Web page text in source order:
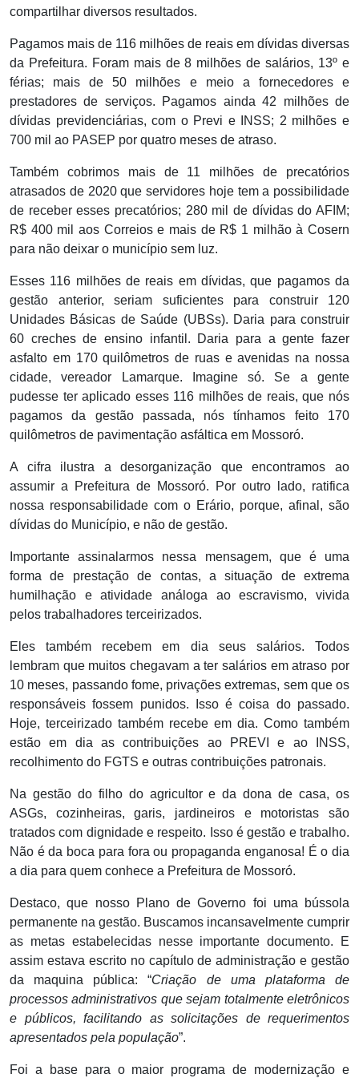
compartilhar diversos resultados.
Pagamos mais de 116 milhões de reais em dívidas diversas
da Prefeitura. Foram mais de 8 milhões de salários, 13º e
férias; mais de 50 milhões e meio a fornecedores e
prestadores de serviços. Pagamos ainda 42 milhões de
dívidas previdenciárias, com o Previ e INSS; 2 milhões e
700 mil ao PASEP por quatro meses de atraso.
Também cobrimos mais de 11 milhões de precatórios
atrasados de 2020 que servidores hoje tem a possibilidade
de receber esses precatórios; 280 mil de dívidas do AFIM;
R$ 400 mil aos Correios e mais de R$ 1 milhão à Cosern
para não deixar o município sem luz.
Esses 116 milhões de reais em dívidas, que pagamos da
gestão anterior, seriam suficientes para construir 120
Unidades Básicas de Saúde (UBSs). Daria para construir
60 creches de ensino infantil. Daria para a gente fazer
asfalto em 170 quilômetros de ruas e avenidas na nossa
cidade, vereador Lamarque. Imagine só. Se a gente
pudesse ter aplicado esses 116 milhões de reais, que nós
pagamos da gestão passada, nós tínhamos feito 170
quilômetros de pavimentação asfáltica em Mossoró.
A cifra ilustra a desorganização que encontramos ao
assumir a Prefeitura de Mossoró. Por outro lado, ratifica
nossa responsabilidade com o Erário, porque, afinal, são
dívidas do Município, e não de gestão.
Importante assinalarmos nessa mensagem, que é uma
forma de prestação de contas, a situação de extrema
humilhação e atividade análoga ao escravismo, vivida
pelos trabalhadores terceirizados.
Eles também recebem em dia seus salários. Todos
lembram que muitos chegavam a ter salários em atraso por
10 meses, passando fome, privações extremas, sem que os
responsáveis fossem punidos. Isso é coisa do passado.
Hoje, terceirizado também recebe em dia. Como também
estão em dia as contribuições ao PREVI e ao INSS,
recolhimento do FGTS e outras contribuições patronais.
Na gestão do filho do agricultor e da dona de casa, os
ASGs, cozinheiras, garis, jardineiros e motoristas são
tratados com dignidade e respeito. Isso é gestão e trabalho.
Não é da boca para fora ou propaganda enganosa! É o dia
a dia para quem conhece a Prefeitura de Mossoró.
Destaco, que nosso Plano de Governo foi uma bússola
permanente na gestão. Buscamos incansavelmente cumprir
as metas estabelecidas nesse importante documento. E
assim estava escrito no capítulo de administração e gestão
da maquina pública: “Criação de uma plataforma de
processos administrativos que sejam totalmente eletrônicos
e públicos, facilitando as solicitações de requerimentos
apresentados pela população”.
Foi a base para o maior programa de modernização e